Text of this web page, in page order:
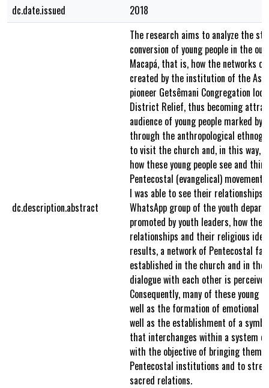
dc.date.issued
2018
dc.description.abstract
The research aims to analyze the
conversion of young people in the
Macapá, that is, how the networks
created by the institution of the
pioneer Getsêmani Congregation
District Relief, thus becoming
audience of young people marked by
through the anthropological
to visit the church and, in this way,
how these young people see and
Pentecostal (evangelical)
I was able to see their relationships
WhatsApp group of the youth
promoted by youth leaders, how
relationships and their religious
results, a network of Pentecostal
established in the church and in the
dialogue with each other is
Consequently, many of these young
well as the formation of emotional
well as the establishment of a
that interchanges within a system
with the objective of bringing them
Pentecostal institutions and to
sacred relations.